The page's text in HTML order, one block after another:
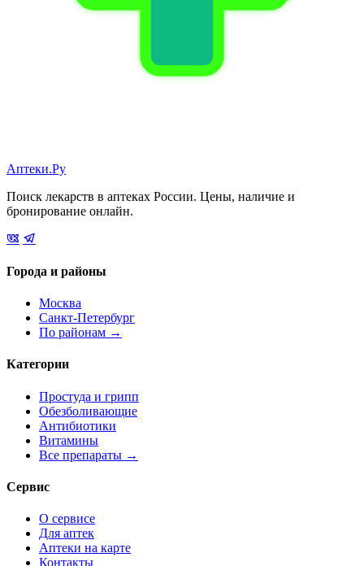
Аптеки.Ру
Поиск лекарств в аптеках России. Цены, наличие и
бронирование онлайн.
Города и районы
Москва
Санкт-Петербург
По районам →
Категории
Простуда и грипп
Обезболивающие
Антибиотики
Витамины
Все препараты →
Сервис
О сервисе
Для аптек
Аптеки на карте
Контакты